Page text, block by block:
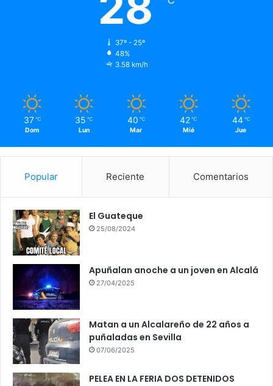
37º - 25º
48%
3.58 km/h
37 ℃
Dom
35 ℃
Lun
40 ℃
Mar
42 ℃
Mié
44 ℃
Jue
Popular Reciente Comentarios
El Guateque
25/08/2024
Apuñalan anoche a un joven en Alcalá
27/04/2025
Matan a un Alcalareño de 22 años a
puñaladas en Sevilla
07/06/2025
PELEA EN LA FERIA DOS DETENIDOS